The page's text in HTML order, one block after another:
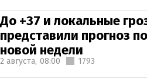
До +37 и локальные
представили прогноз
новой недели
2 августа, 08:00 1793